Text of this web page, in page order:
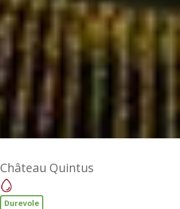
Château Quintus
Durevole